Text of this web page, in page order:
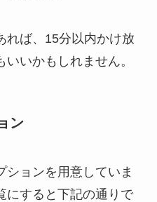
れば、15分以内かけ放
いかもしれません。
ン
ションを用意していま
にすると下記の通りで